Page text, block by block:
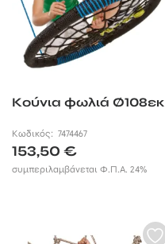
Κούνια φωλιά Ø108εκ
Κωδικός: 7474467
153,50 €
συμπεριλαμβάνεται Φ.Π.Α. 24%